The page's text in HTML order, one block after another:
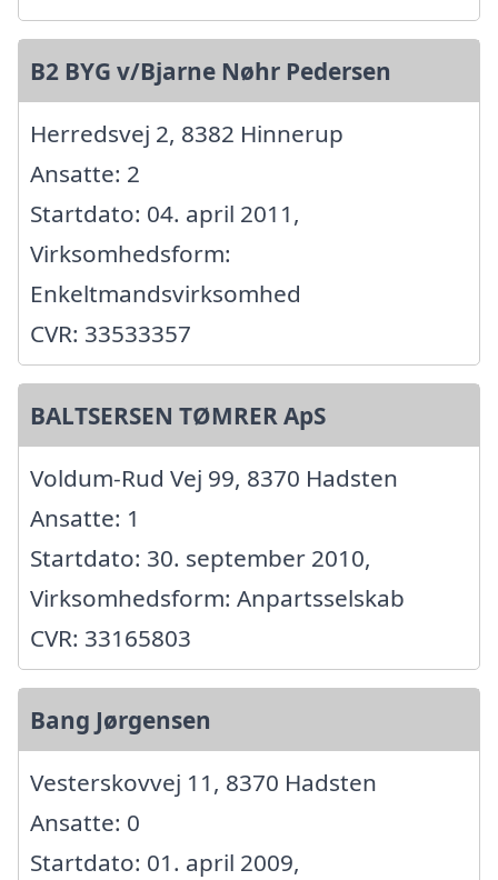
B2 BYG v/Bjarne Nøhr Pedersen
Herredsvej 2, 8382 Hinnerup
Ansatte: 2
Startdato: 04. april 2011,
Virksomhedsform:
Enkeltmandsvirksomhed
CVR: 33533357
BALTSERSEN TØMRER ApS
Voldum-Rud Vej 99, 8370 Hadsten
Ansatte: 1
Startdato: 30. september 2010,
Virksomhedsform: Anpartsselskab
CVR: 33165803
Bang Jørgensen
Vesterskovvej 11, 8370 Hadsten
Ansatte: 0
Startdato: 01. april 2009,